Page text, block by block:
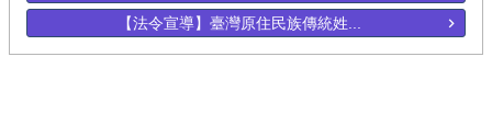
【法令宣導】臺灣原住民族傳統姓...